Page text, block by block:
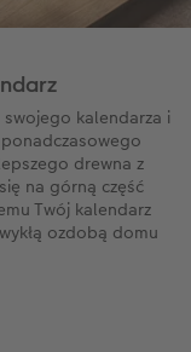
kalendarza i
drewna z
na górną część
Twój kalendarz
ozdobą domu